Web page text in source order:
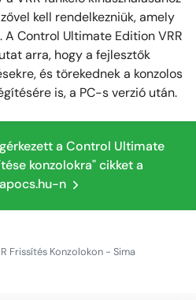
kell rendelkezniük, amely
Control Ultimate Edition VRR
arra, hogy a fejlesztők
és törekednek a konzolos
is, a PC-s verzió után.
a Control Ultimate
konzolokra" cikket a
n
Frissítés Konzolokon - Sima